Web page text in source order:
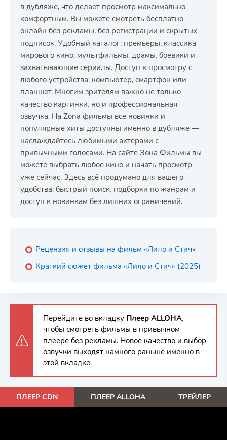
в дубляже, что делает просмотр максимально
комфортным. Вы можете смотреть бесплатно
онлайн без рекламы, без регистрации и скрытых
подписок. Удобный каталог: премьеры, классика
мирового кино, мультфильмы, драмы, боевики и
захватывающие сериалы. Доступ к просмотру с
любого устройства: компьютер, смартфон или
планшет. Многим зрителям важно не только
качество картинки, но и профессиональная
озвучка. На Zona фильмы все новинки и
популярные хиты доступны именно в дубляже —
наслаждайтесь любимыми актёрами с
привычными голосами. На сайте Зона Фильмы вы
можете выбрать любое кино и начать просмотр
уже сейчас. Здесь всё продумано для вашего
удобства: быстрый поиск, подборки по жанрам и
доступ к новинкам без лишних ограничений.
Рецензия и отзывы на фильм «Лило и Стич»
Краткий сюжет фильма «Лило и Стич» (2025)
Перейдите во вкладку Плеер ALLOHA,
чтобы смотреть фильмы в привычном
плеере без рекламы. Новое качество и выбор
озвучки выходят намного раньше именно в
этой вкладке.
ПЛЕЕР CDN ПЛЕЕР ALLOHA ТРЕЙЛЕР